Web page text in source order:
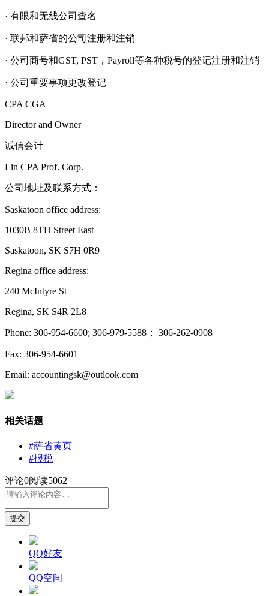
· 有限和无线公司查名
· 联邦和萨省的公司注册和注销
· 公司商号和GST, PST，Payroll等各种税号的登记注册和注销
· 公司重要事项更改登记
CPA CGA
Director and Owner
诚信会计
Lin CPA Prof. Corp.
公司地址及联系方式：
Saskatoon office address:
1030B 8TH Street East
Saskatoon, SK S7H 0R9
Regina office address:
240 McIntyre St
Regina, SK S4R 2L8
Phone: 306-954-6600; 306-979-5588； 306-262-0908
Fax: 306-954-6601
Email: accountingsk@outlook.com
相关话题
#萨省黄页
#报税
评论0阅读5062
提交
QQ好友
QQ空间